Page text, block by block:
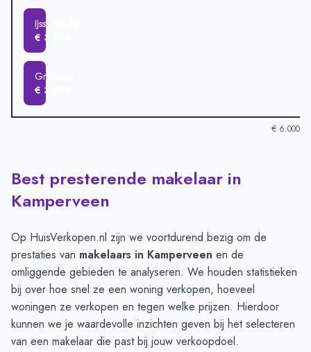
IJsselmuiden
€ 3.956
Grafhorst
€ 3.070
€ 6.000
Verkoopprijzen in andere plaatsen per m2-Afgelopen 3
Plaats
Kamperveen
Wezep
€ 4.451
Genemuiden
€ 4.303
Kampen
€ 4.169
IJsselmuiden
€ 3.956
Grafhorst
€ 3.070
Best presterende makelaar in
Kamperveen
Op HuisVerkopen.nl zijn we voortdurend bezig om de
prestaties van makelaars in Kamperveen en de
omliggende gebieden te analyseren. We houden statistieken
bij over hoe snel ze een woning verkopen, hoeveel
woningen ze verkopen en tegen welke prijzen. Hierdoor
kunnen we je waardevolle inzichten geven bij het selecteren
van een makelaar die past bij jouw verkoopdoel.